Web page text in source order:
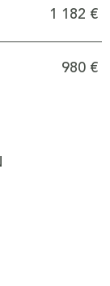
1 182 €
980 €